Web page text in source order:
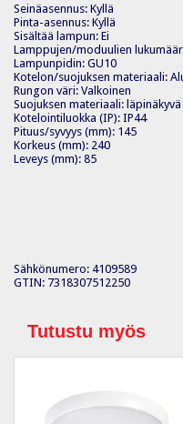
Seinäasennus: Kyllä
Pinta-asennus: Kyllä
Sisältää lampun: Ei
Lamppujen/moduulien
Lampunpidin: GU10
Kotelon/suojuksen materiaali:
Rungon väri: Valkoinen
Suojuksen materiaali: läpinäkyvä
Kotelointiluokka (IP): IP44
Pituus/syvyys (mm): 145
Korkeus (mm): 240
Leveys (mm): 85
Sähkönumero: 4109589
GTIN: 7318307512250
Tutustu myös